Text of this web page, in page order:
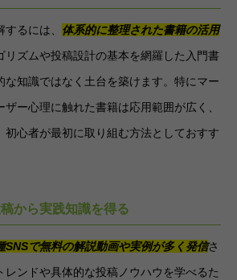
るには、 体系的に整理された書籍の活用
リズムや投稿設計の基本を網羅した入門書
な知識ではなく土台を築けます。特にマー
ー心理に触れた書籍は応用範囲が広く、
初心者が最初に取り組む方法としておすす
から実践知識を得る
SNSで無料の解説動画や実例が多く発信さ
レンドや具体的な投稿ノウハウを学べるた